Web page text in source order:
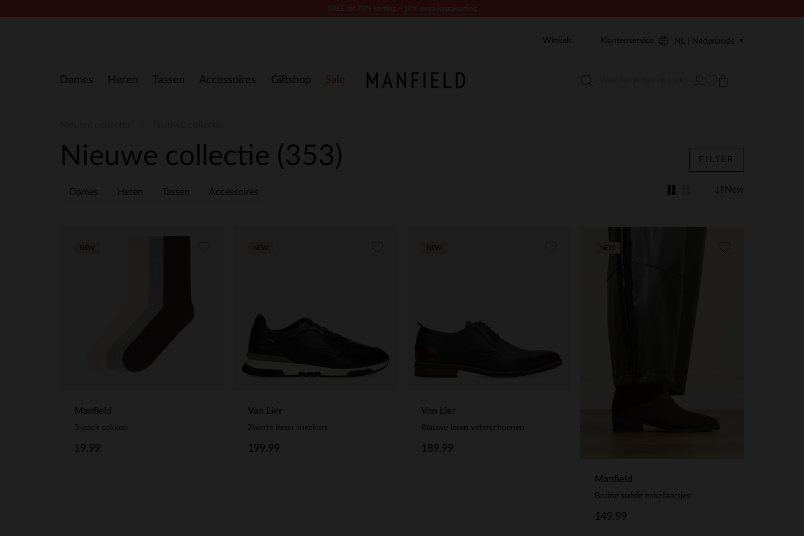
Dames Heren Tassen Accessoires Giftshop Sale
Winkels Klantenservice NL | Nederlands
Nieuwe collectie (353)
Dames Heren Tassen Accessoires
FILTER
New
Manfield
3-pack sokken
19.99
Van Lier
Zwarte leren sneakers
199.99
Van Lier
Blauwe leren veterschoenen
189.99
Manfield
Bruine suède enkellaarsjes
149.99